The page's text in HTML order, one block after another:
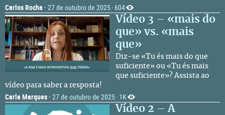
Carlos Rocha · 27 de outubro de 2025 · 604
Vídeo 3 – «mais do
que» vs. «mais
que»
Diz-se «Tu és mais do que
suficiente» ou «Tu és mais
que suficiente»? Assista ao
vídeo para saber a resposta!
Carla Marques · 27 de outubro de 2025 · 1K
Vídeo 2 – A